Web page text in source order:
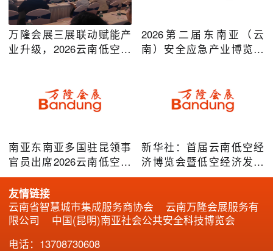
万隆会展三展联动赋能产
业升级，2026云南低空经
2026第二届东南亚（云
南）安全应急产业博览会
南亚东南亚多国驻昆领事
官员出席2026云南低空经
济博览会，共谋跨境无人
机产业合作
新华社：首届云南低空经
济博览会暨低空经济发展
大会成效凸显
友情链接
云南省智慧城市集成服务商协会
云南万隆会展服务有
限公司
中国(昆明)南亚社会公共安全科技博览会
电话：13708730608